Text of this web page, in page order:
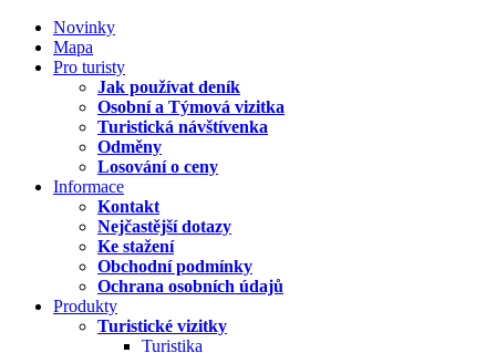
Novinky
Mapa
Pro turisty
Jak používat deník
Osobní a Týmová vizitka
Turistická návštívenka
Odměny
Losování o ceny
Informace
Kontakt
Nejčastější dotazy
Ke stažení
Obchodní podmínky
Ochrana osobních údajů
Produkty
Turistické vizitky
Turistika